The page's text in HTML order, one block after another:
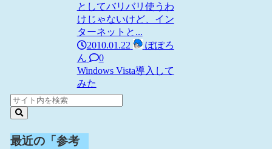
としてバリバリ使うわ
けじゃないけど、イン
ターネットと...
2010.01.22
ぽぽろ
ん
0
Windows Vista導入して
みた
最近の「参考